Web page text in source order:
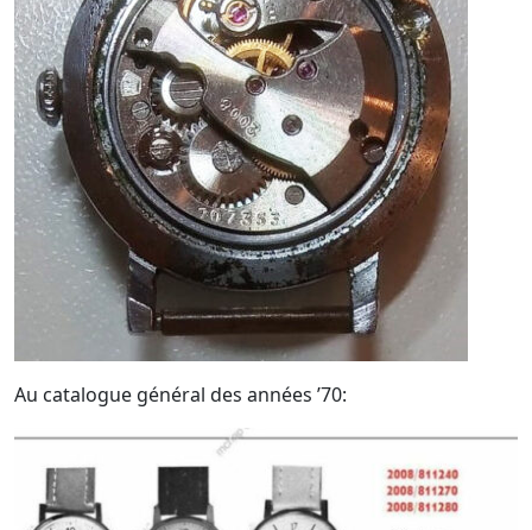
Au catalogue général des années ’70: